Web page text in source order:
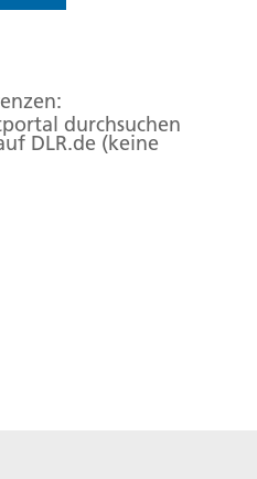
durchsuchen
DLR.de (keine